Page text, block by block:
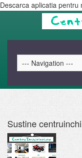
Descarca aplicatia pentru
HOME
CAUT
Sustine